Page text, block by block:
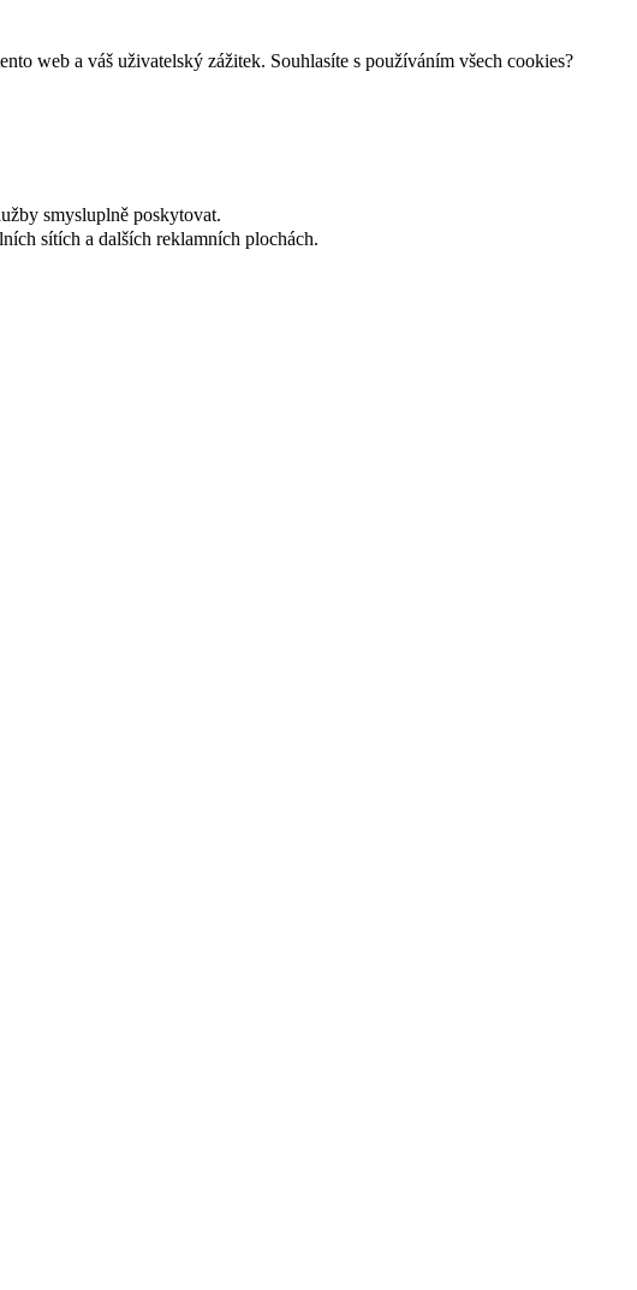
web a váš uživatelský zážitek. Souhlasíte s používáním všech cookies?
smysluplně poskytovat.
sítích a dalších reklamních plochách.